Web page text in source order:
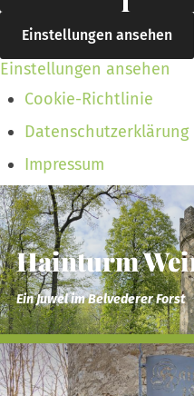
Einstellungen ansehen
Einstellungen ansehen
Cookie-Richtlinie
Datenschutzerklärung
Impressum
Hainturm
Ein Juwel im Belvederer Forst